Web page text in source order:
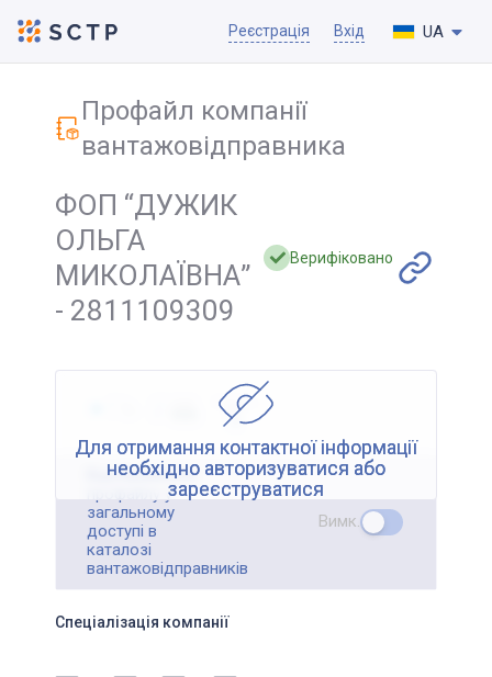
Реєстрація Вхід UA
Профайл компанії
вантажовідправника
ФОП “ДУЖИК
ОЛЬГА
МИКОЛАЇВНА”
- 2811109309
Верифіковано
Для отримання контактної інформації
необхідно авторизуватися або
зареєструватися
Відображення
профайлу у
загальному
доступі в
каталозі
вантажовідправників
Вимк.
Спеціалізація компанії